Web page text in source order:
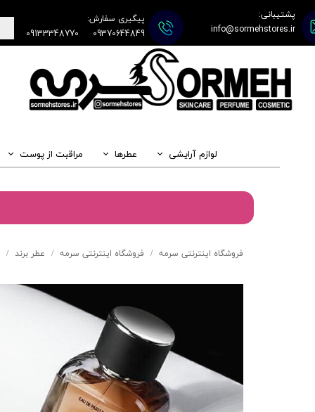
پشتیبانی:
info@sormehstores.ir
پیگیری سفارش:
09370644849
09133348770
لوازم آرایشی عطرها مراقبت از پوست
فروشگاه اینترنتی سرمه فروشگاه اینترنتی سرمه عطر برند